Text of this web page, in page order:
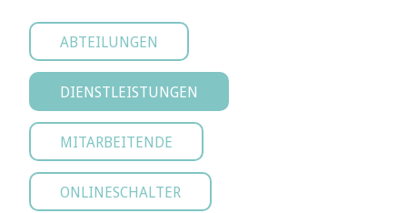
ABTEILUNGEN
DIENSTLEISTUNGEN
MITARBEITENDE
ONLINESCHALTER